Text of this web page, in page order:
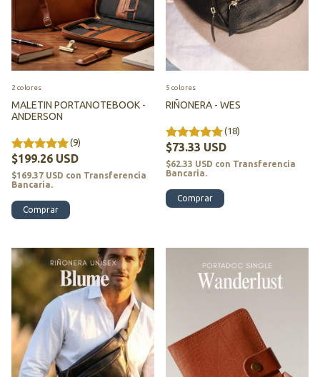
MALETIN PORTANOTEBOOK -
ANDERSON
(9)
$199.26 USD
$169.37 USD con Transferencia
Bancaria.
2 colores
Comprar
RIÑONERA - WES
(18)
$73.33 USD
$62.33 USD con Transferencia
Bancaria.
5 colores
Comprar